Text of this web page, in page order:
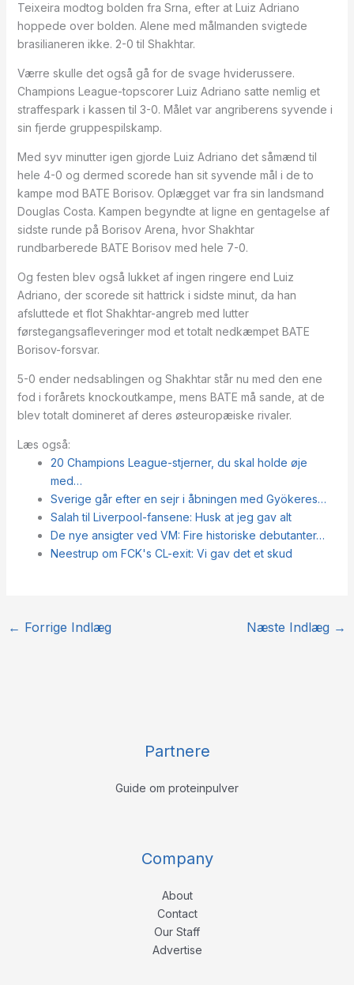
Teixeira modtog bolden fra Srna, efter at Luiz Adriano
hoppede over bolden. Alene med målmanden svigtede
brasilianeren ikke. 2-0 til Shakhtar.
Værre skulle det også gå for de svage hviderussere.
Champions League-topscorer Luiz Adriano satte nemlig et
straffespark i kassen til 3-0. Målet var angriberens syvende i
sin fjerde gruppespilskamp.
Med syv minutter igen gjorde Luiz Adriano det såmænd til
hele 4-0 og dermed scorede han sit syvende mål i de to
kampe mod BATE Borisov. Oplægget var fra sin landsmand
Douglas Costa. Kampen begyndte at ligne en gentagelse af
sidste runde på Borisov Arena, hvor Shakhtar
rundbarberede BATE Borisov med hele 7-0.
Og festen blev også lukket af ingen ringere end Luiz
Adriano, der scorede sit hattrick i sidste minut, da han
afsluttede et flot Shakhtar-angreb med lutter
førstegangsafleveringer mod et totalt nedkæmpet BATE
Borisov-forsvar.
5-0 ender nedsablingen og Shakhtar står nu med den ene
fod i forårets knockoutkampe, mens BATE må sande, at de
blev totalt domineret af deres østeuropæiske rivaler.
Læs også:
20 Champions League-stjerner, du skal holde øje
med…
Sverige går efter en sejr i åbningen med Gyökeres…
Salah til Liverpool-fansene: Husk at jeg gav alt
De nye ansigter ved VM: Fire historiske debutanter…
Neestrup om FCK's CL-exit: Vi gav det et skud
← Forrige Indlæg Næste Indlæg →
Partnere
Guide om proteinpulver
Company
About
Contact
Our Staff
Advertise